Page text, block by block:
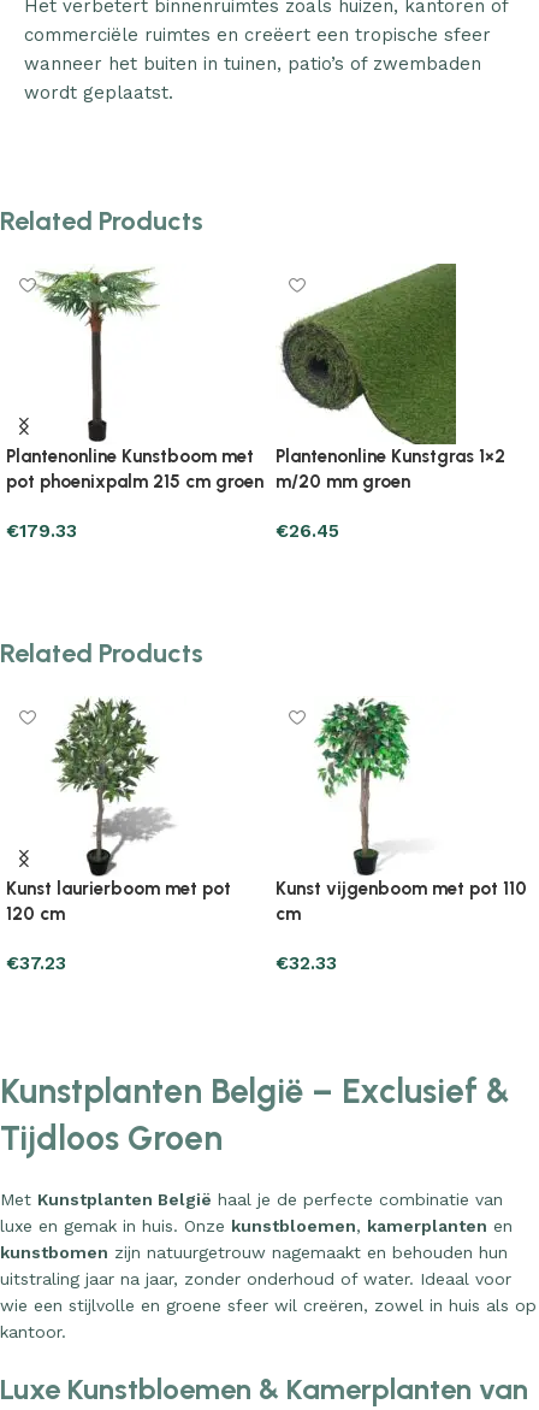
Het verbetert binnenruimtes zoals huizen, kantoren of
commerciële ruimtes en creëert een tropische sfeer
wanneer het buiten in tuinen, patio’s of zwembaden
wordt geplaatst.
Related Products
Plantenonline Kunstgras 1×5
m/40 mm groen
€91.13
Plantenonline Kunstgras 7/9
mm 0,5×5 m groen
€20.57
Related Products
Kunst laurierboom met pot
120 cm
€37.23
Kunst vijgenboom met pot 110
cm
€32.33
Kunstplanten België – Exclusief &
Tijdloos Groen
Met Kunstplanten België haal je de perfecte combinatie van
luxe en gemak in huis. Onze kunstbloemen, kamerplanten en
kunstbomen zijn natuurgetrouw nagemaakt en behouden hun
uitstraling jaar na jaar, zonder onderhoud of water. Ideaal voor
wie een stijlvolle en groene sfeer wil creëren, zowel in huis als op
kantoor.
Luxe Kunstbloemen & Kamerplanten van